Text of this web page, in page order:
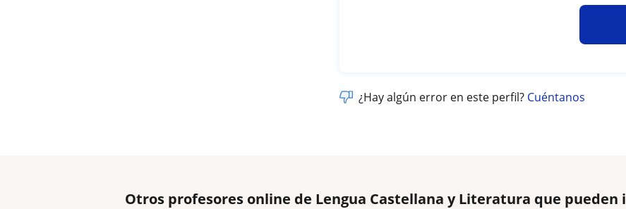
¿Hay algún error en este perfil? Cuéntanos
Otros profesores online de Lengua Castellana y Literatura que